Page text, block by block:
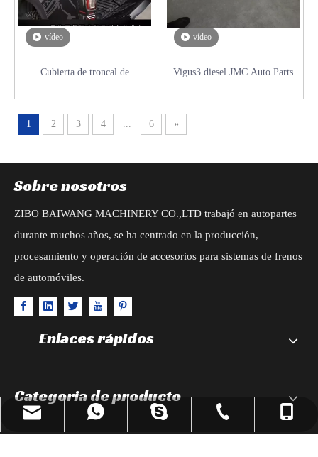
vídeo
Cubierta de troncal de
vídeo
Vigus3 diesel JMC Auto Parts
1 2 3 4 ... 6 »
Sobre nosotros
ZIBO BAIWANG MACHINERY CO.,LTD trabajó en autopartes
durante muchos años, se ha centrado en la producción,
procesamiento y operación de accesorios para sistemas de frenos
de automóviles.
Enlaces rápidos
Categoria de producto
reserveuse@86baiwang.com
+8613220671630
mashamasha1101
+86-533-3155623
+86-13589487240